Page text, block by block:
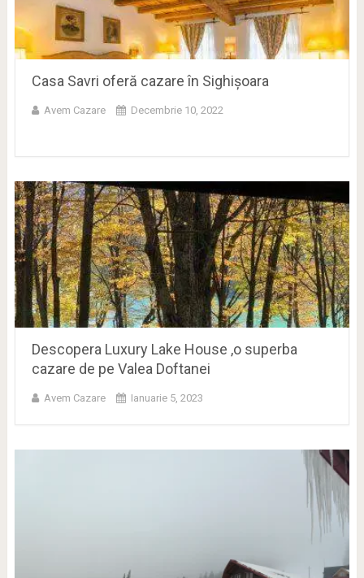
Casa Savri oferă cazare în Sighişoara
Avem Cazare Decembrie 10, 2022
Descopera Luxury Lake House ,o superba
cazare de pe Valea Doftanei
Avem Cazare Ianuarie 5, 2023